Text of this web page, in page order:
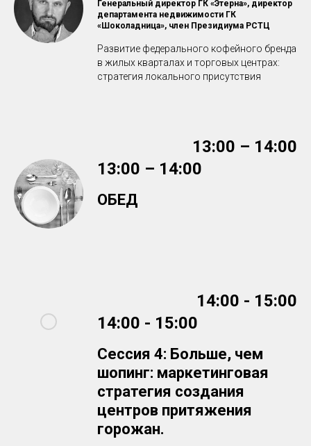
Генеральный директор ГК «Этерна», директор
департамента недвижимости ГК
«Шоколадница», член Президиума РСТЦ
Развитие федерального кофейного бренда
в жилых кварталах и торговых центрах:
стратегия локального присутствия
13:00 – 14:00
13:00 – 14:00
ОБЕД
14:00 - 15:00
14:00 - 15:00
Сессия 4: Больше, чем
шопинг: маркетинговая
стратегия создания
центров притяжения
горожан.